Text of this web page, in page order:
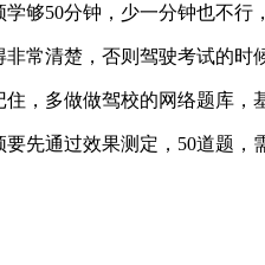
够50分钟，少一分钟也不行
常清楚，否则驾驶考试的时
，多做做驾校的网络题库，
先通过效果测定，50道题，